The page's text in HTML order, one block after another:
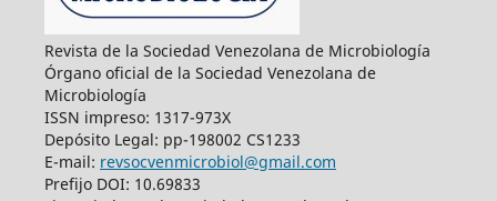
Revista de la Sociedad Venezolana de Microbiología
Órgano oficial de la Sociedad Venezolana de
Microbiología
ISSN impreso: 1317-973X
Depósito Legal: pp-198002 CS1233
E-mail: revsocvenmicrobiol@gmail.com
Prefijo DOI: 10.69833